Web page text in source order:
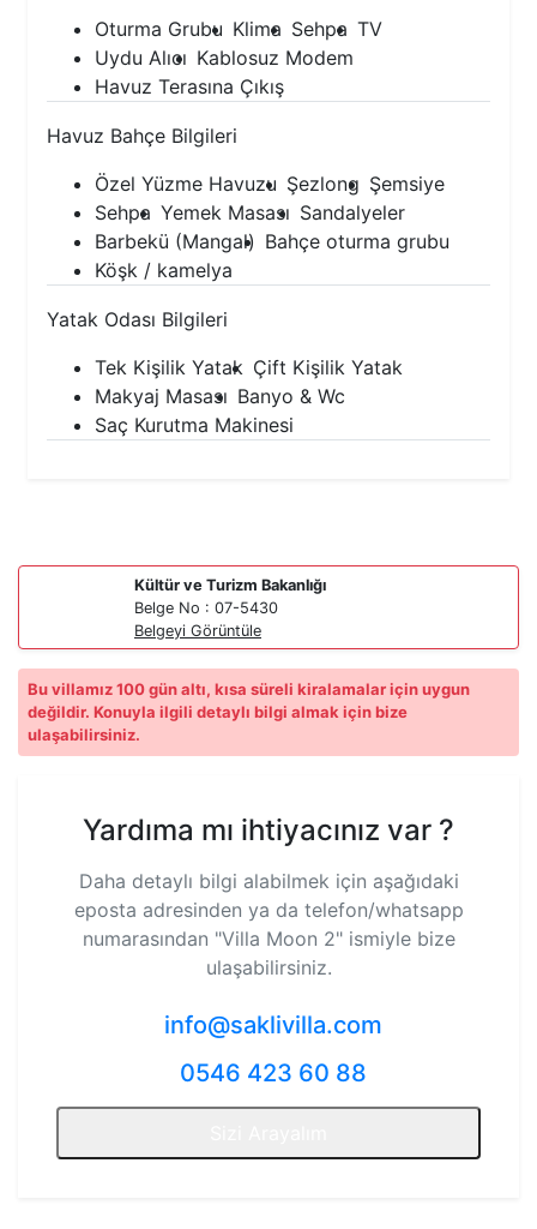
Oturma Grubu Klima Sehpa TV
Uydu Alıcı Kablosuz Modem
Havuz Terasına Çıkış
Havuz Bahçe Bilgileri
Özel Yüzme Havuzu Şezlong Şemsiye
Sehpa Yemek Masası Sandalyeler
Barbekü (Mangal) Bahçe oturma grubu
Köşk / kamelya
Yatak Odası Bilgileri
Tek Kişilik Yatak Çift Kişilik Yatak
Makyaj Masası Banyo & Wc
Saç Kurutma Makinesi
Kültür ve Turizm Bakanlığı
Belge No : 07-5430
Belgeyi Görüntüle
Bu villamız 100 gün altı, kısa süreli kiralamalar için uygun
değildir. Konuyla ilgili detaylı bilgi almak için bize
ulaşabilirsiniz.
Yardıma mı ihtiyacınız var ?
Daha detaylı bilgi alabilmek için aşağıdaki
eposta adresinden ya da telefon/whatsapp
numarasından "Villa Moon 2"ismiyle bize
ulaşabilirsiniz.
info@saklivilla.com
0546 423 60 88